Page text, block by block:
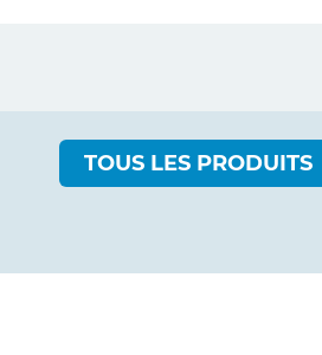
TOUS LES PRODUITS